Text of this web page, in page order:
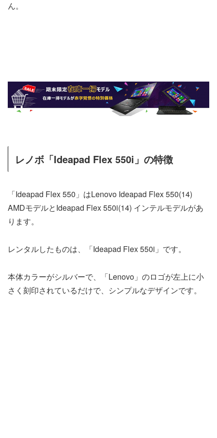
ん。
レノボ「Ideapad Flex 550i」の特徴
「Ideapad Flex 550」はLenovo Ideapad Flex 550(14)
AMDモデルとIdeapad Flex 550i(14) インテルモデルがあ
ります。
レンタルしたものは、「Ideapad Flex 550i」です。
本体カラーがシルバーで、「Lenovo」のロゴが左上に小
さく刻印されているだけで、シンプルなデザインです。